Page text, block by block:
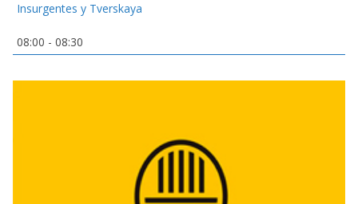
Insurgentes y Tverskaya
08:00 - 08:30